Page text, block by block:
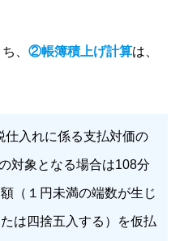
、 ②帳簿積上げ計算は、
仕入れに係る支払対価の
対象となる場合は108分
（１円未満の端数が生じ
は四捨五入する）を仮払